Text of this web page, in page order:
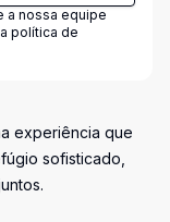
a nossa equipe
política de
experiência que
sofisticado,